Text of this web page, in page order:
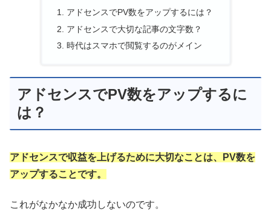
アドセンスでPV数をアップするには？
アドセンスで大切な記事の文字数？
時代はスマホで閲覧するのがメイン
アドセンスでPV数をアップするに
は？
アドセンスで収益を上げるために大切なことは、PV数を
アップすることです。
これがなかなか成功しないのです。